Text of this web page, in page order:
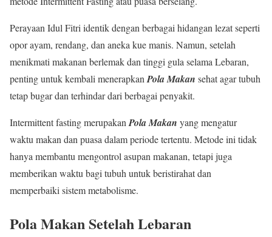
Perayaan Idul Fitri identik dengan berbagai hidangan lezat seperti
opor ayam, rendang, dan aneka kue manis. Namun, setelah
menikmati makanan berlemak dan tinggi gula selama Lebaran,
penting untuk kembali menerapkan Pola Makan sehat agar tubuh
tetap bugar dan terhindar dari berbagai penyakit.
Intermittent fasting merupakan Pola Makan yang mengatur
waktu makan dan puasa dalam periode tertentu. Metode ini tidak
hanya membantu mengontrol asupan makanan, tetapi juga
memberikan waktu bagi tubuh untuk beristirahat dan
memperbaiki sistem metabolisme.
Pola Makan Setelah Lebaran